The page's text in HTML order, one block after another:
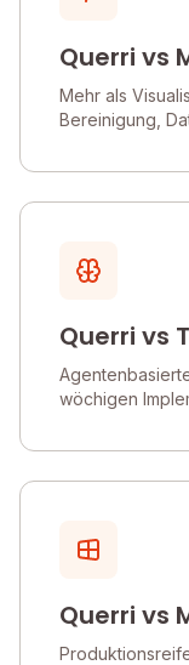
Querri vs
Mehr als
Bereinigung,
Querri vs
wöchigen
Querri vs